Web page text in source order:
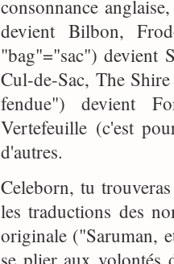
consonnance
devient Bilbon,
"bag"="sac") devient
Cul-de-Sac, The
fendue") devient
Vertefeuille (c'est
d'autres.
Celeborn, tu
les traductions des
originale ("Saruman,
se plier aux volontés